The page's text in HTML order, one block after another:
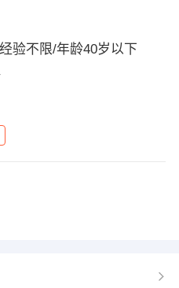
验不限/年龄40岁以下